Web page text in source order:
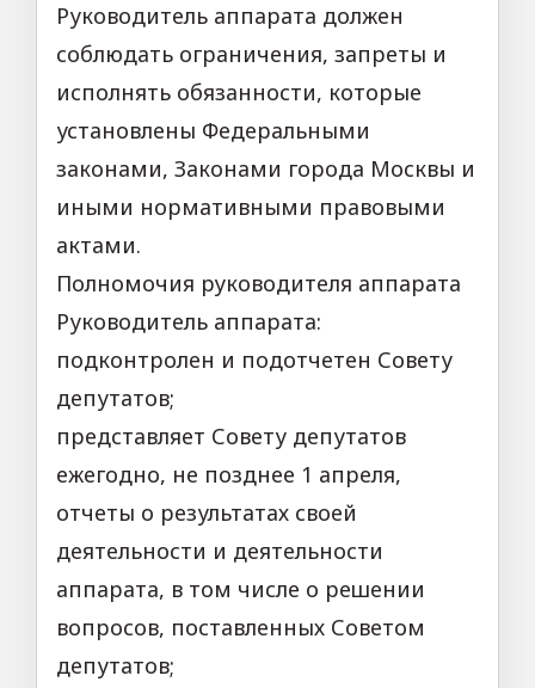
Руководитель аппарата должен
соблюдать ограничения, запреты и
исполнять обязанности, которые
установлены Федеральными
законами, Законами города Москвы и
иными нормативными правовыми
актами.
Полномочия руководителя аппарата
Руководитель аппарата:
подконтролен и подотчетен Совету
депутатов;
представляет Совету депутатов
ежегодно, не позднее 1 апреля,
отчеты о результатах своей
деятельности и деятельности
аппарата, в том числе о решении
вопросов, поставленных Советом
депутатов;